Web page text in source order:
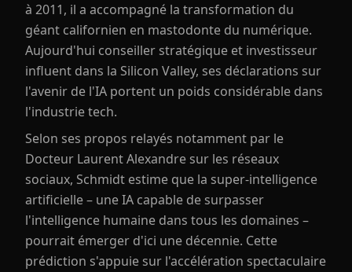
à 2011, il a accompagné la transformation du
géant californien en mastodonte du numérique.
Aujourd'hui conseiller stratégique et investisseur
influent dans la Silicon Valley, ses déclarations sur
l'avenir de l'IA portent un poids considérable dans
l'industrie tech.
Selon ses propos relayés notamment par le
Docteur Laurent Alexandre sur les réseaux
sociaux, Schmidt estime que la super-intelligence
artificielle – une IA capable de surpasser
l'intelligence humaine dans tous les domaines –
pourrait émerger d'ici une décennie. Cette
prédiction s'appuie sur l'accélération spectaculaire